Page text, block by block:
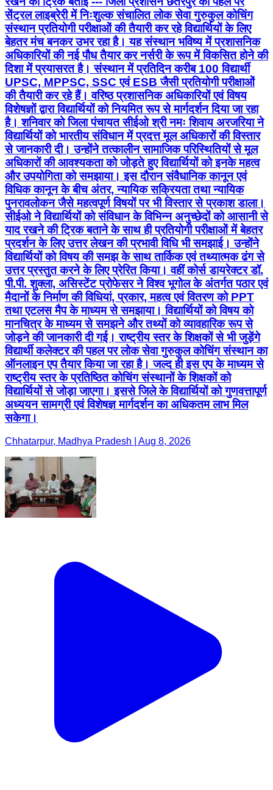
सेंट्रल लाइब्रेरी में निःशुल्क संचालित लोक सेवा गुरुकुल कोचिंग
संस्थान प्रतियोगी परीक्षाओं की तैयारी कर रहे विद्यार्थियों के लिए
बेहतर मंच बनकर उभर रहा है। यह संस्थान भविष्य में प्रशासनिक
अधिकारियों की नई पौध तैयार कर नर्सरी के रूप में विकसित होने की
दिशा में प्रयासरत है। संस्थान में प्रतिदिन करीब 100 विद्यार्थी
UPSC, MPPSC, SSC एवं ESB जैसी प्रतियोगी परीक्षाओं
की तैयारी कर रहे हैं। वरिष्ठ प्रशासनिक अधिकारियों एवं विषय
विशेषज्ञों द्वारा विद्यार्थियों को नियमित रूप से मार्गदर्शन दिया जा रहा
है। शनिवार को जिला पंचायत सीईओ श्री नमः शिवाय अरजरिया ने
विद्यार्थियों को भारतीय संविधान में प्रदत्त मूल अधिकारों की विस्तार
से जानकारी दी। उन्होंने तत्कालीन सामाजिक परिस्थितियों से मूल
अधिकारों की आवश्यकता को जोड़ते हुए विद्यार्थियों को इनके महत्व
और उपयोगिता को समझाया। इस दौरान संवैधानिक कानून एवं
विधिक कानून के बीच अंतर, न्यायिक सक्रियता तथा न्यायिक
पुनरावलोकन जैसे महत्वपूर्ण विषयों पर भी विस्तार से प्रकाश डाला।
सीईओ ने विद्यार्थियों को संविधान के विभिन्न अनुच्छेदों को आसानी से
याद रखने की ट्रिक बताने के साथ ही प्रतियोगी परीक्षाओं में बेहतर
प्रदर्शन के लिए उत्तर लेखन की प्रभावी विधि भी समझाई। उन्होंने
विद्यार्थियों को विषय की समझ के साथ तार्किक एवं तथ्यात्मक ढंग से
उत्तर प्रस्तुत करने के लिए प्रेरित किया। वहीं कोर्स डायरेक्टर डॉ.
पी.पी. शुक्ला, असिस्टेंट प्रोफेसर ने विश्व भूगोल के अंतर्गत पठार एवं
मैदानों के निर्माण की विधियां, प्रकार, महत्व एवं वितरण को PPT
तथा एटलस मैप के माध्यम से समझाया। विद्यार्थियों को विषय को
मानचित्र के माध्यम से समझने और तथ्यों को व्यावहारिक रूप से
जोड़ने की जानकारी दी गई। राष्ट्रीय स्तर के शिक्षकों से भी जुड़ेंगे
विद्यार्थी कलेक्टर की पहल पर लोक सेवा गुरुकुल कोचिंग संस्थान का
ऑनलाइन एप तैयार किया जा रहा है। जल्द ही इस एप के माध्यम से
राष्ट्रीय स्तर के प्रतिष्ठित कोचिंग संस्थानों के शिक्षकों को
विद्यार्थियों से जोड़ा जाएगा। इससे जिले के विद्यार्थियों को गुणवत्तापूर्ण
अध्ययन सामग्री एवं विशेषज्ञ मार्गदर्शन का अधिकतम लाभ मिल
सकेगा।
Chhatarpur, Madhya Pradesh | Aug 8, 2026